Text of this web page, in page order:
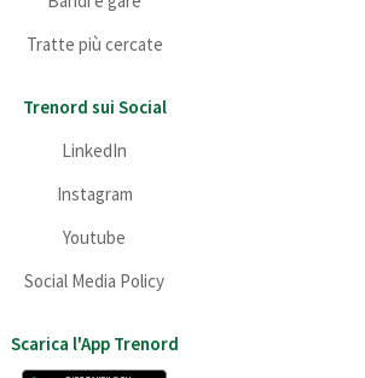
Tratte più cercate
Trenord sui Social
LinkedIn
Instagram
Youtube
Social Media Policy
Scarica l'App Trenord